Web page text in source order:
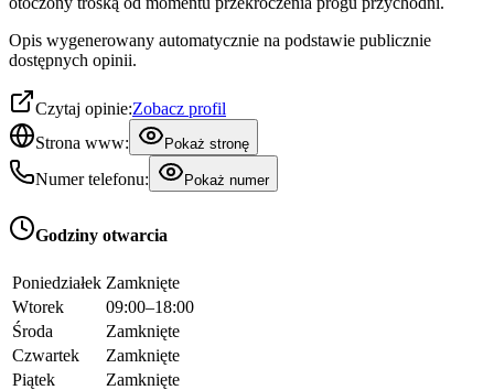
Opis wygenerowany automatycznie na podstawie publicznie
dostępnych opinii.
Czytaj opinie:Zobacz profil
Strona www:
Pokaż stronę
Numer telefonu: Pokaż numer
Godziny otwarcia
Poniedziałek Zamknięte
Wtorek
09:00–18:00
Środa
Zamknięte
Czwartek
Zamknięte
Piątek
Zamknięte